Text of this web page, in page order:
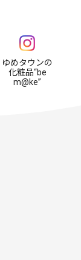
ゆめタウンの
化粧品“be
m@ke”